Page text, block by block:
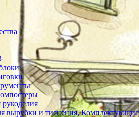
вырубки и тиснения, Комплектующие